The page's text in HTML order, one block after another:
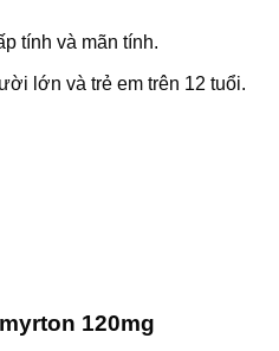
tính và mãn tính.
lớn và trẻ em trên 12 tuổi.
120mg